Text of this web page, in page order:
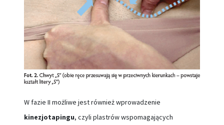
W fazie II możliwe jest również wprowadzenie
kinezjotapingu, czyli plastrów wspomagających